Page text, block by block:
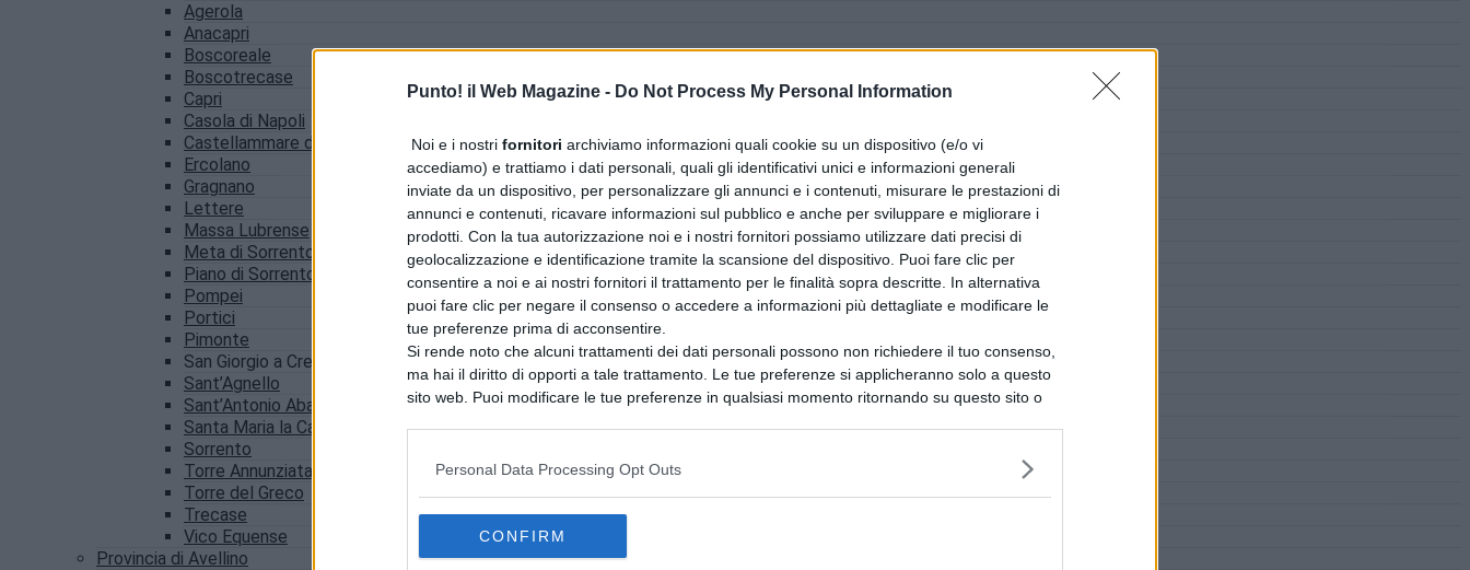
Punto! il Web Magazine - Do Not Process My Personal Information
Noi e i nostri fornitori archiviamo informazioni quali cookie su un dispositivo (e/o vi
accediamo) e trattiamo i dati personali, quali gli identificativi unici e informazioni generali
inviate da un dispositivo, per personalizzare gli annunci e i contenuti, misurare le prestazioni di
annunci e contenuti, ricavare informazioni sul pubblico e anche per sviluppare e migliorare i
prodotti. Con la tua autorizzazione noi e i nostri fornitori possiamo utilizzare dati precisi di
geolocalizzazione e identificazione tramite la scansione del dispositivo. Puoi fare clic per
consentire a noi e ai nostri fornitori il trattamento per le finalità sopra descritte. In alternativa
puoi fare clic per negare il consenso o accedere a informazioni più dettagliate e modificare le
tue preferenze prima di acconsentire.
Si rende noto che alcuni trattamenti dei dati personali possono non richiedere il tuo consenso,
ma hai il diritto di opporti a tale trattamento. Le tue preferenze si applicheranno solo a questo
sito web. Puoi modificare le tue preferenze in qualsiasi momento ritornando su questo sito o
Personal Data Processing Opt Outs
CONFIRM
Agerola
Anacapri
Boscoreale
Boscotrecase
Capri
Casola di Napoli
Castellammare di Stabia
Ercolano
Gragnano
Lettere
Massa Lubrense
Meta di Sorrento
Piano di Sorrento
Pompei
Portici
Pimonte
San Giorgio a Cremano
Sant’Agnello
Sant’Antonio Abate
Santa Maria la Carità
Sorrento
Torre Annunziata
Torre del Greco
Trecase
Vico Equense
Provincia di Avellino